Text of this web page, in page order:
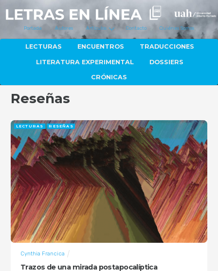
Portada Autores Artículos Contacto Quiénes Somos
LECTURAS ENCUENTROS TRADUCCIONES
LITERATURA EXPERIMENTAL DOSSIERS
CRÓNICAS
Reseñas
Trazos de una mirada postapocalíptica
Cynthia Francica
LECTURAS RESEÑAS